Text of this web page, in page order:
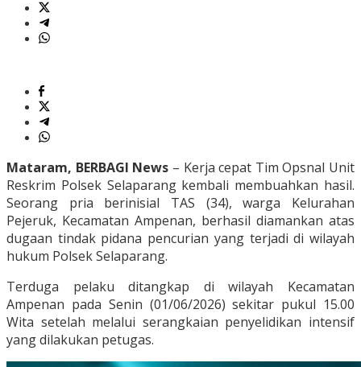
Mataram, BERBAGI News – Kerja cepat Tim Opsnal Unit
Reskrim Polsek Selaparang kembali membuahkan hasil.
Seorang pria berinisial TAS (34), warga Kelurahan
Pejeruk, Kecamatan Ampenan, berhasil diamankan atas
dugaan tindak pidana pencurian yang terjadi di wilayah
hukum Polsek Selaparang.
Terduga pelaku ditangkap di wilayah Kecamatan
Ampenan pada Senin (01/06/2026) sekitar pukul 15.00
Wita setelah melalui serangkaian penyelidikan intensif
yang dilakukan petugas.